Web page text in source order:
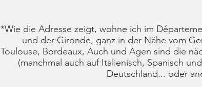
*Wie die Adresse zeigt, wohne ich im
und der Gironde, ganz in der Nähe vom
Toulouse, Bordeaux, Auch und Agen sind die
(manchmal auch auf Italienisch, Spanisch
Deutschland... oder